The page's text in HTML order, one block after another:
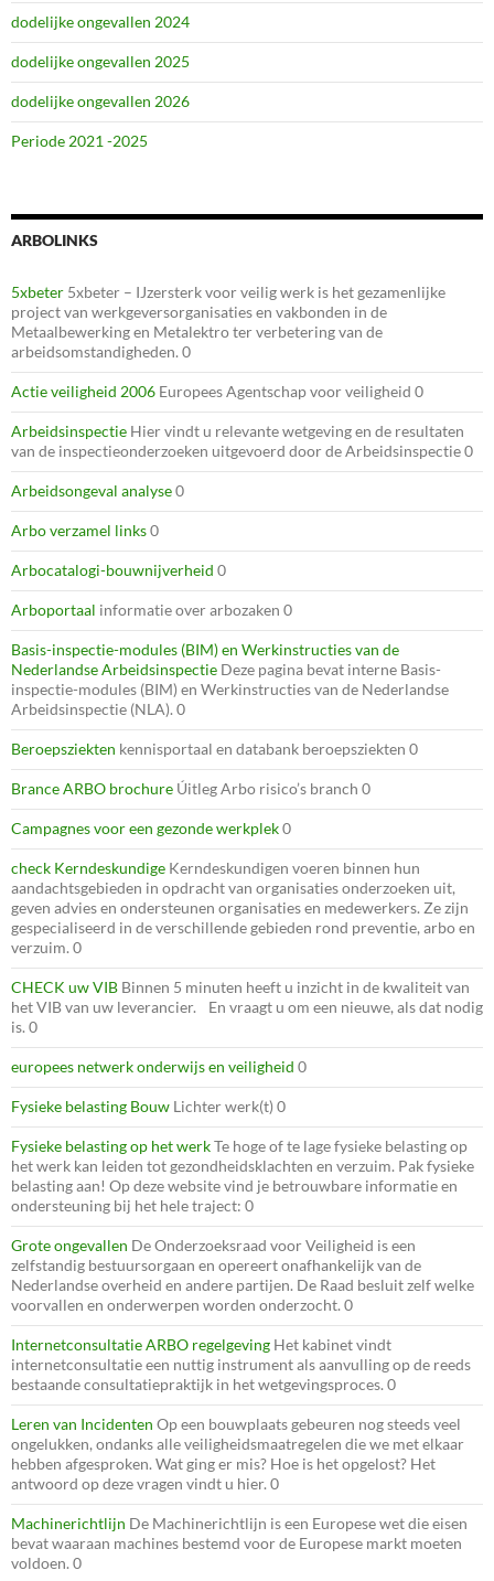
dodelijke ongevallen 2024
dodelijke ongevallen 2025
dodelijke ongevallen 2026
Periode 2021 -2025
ARBOLINKS
5xbeter 5xbeter – IJzersterk voor veilig werk is het gezamenlijke
project van werkgeversorganisaties en vakbonden in de
Metaalbewerking en Metalektro ter verbetering van de
arbeidsomstandigheden. 0
Actie veiligheid 2006 Europees Agentschap voor veiligheid 0
Arbeidsinspectie Hier vindt u relevante wetgeving en de resultaten
van de inspectieonderzoeken uitgevoerd door de Arbeidsinspectie 0
Arbeidsongeval analyse0
Arbo verzamel links0
Arbocatalogi-bouwnijverheid 0
Arboportaal informatie over arbozaken 0
Basis-inspectie-modules (BIM) en Werkinstructies van de
Nederlandse Arbeidsinspectie Deze pagina bevat interne Basis-
inspectie-modules (BIM) en Werkinstructies van de Nederlandse
Arbeidsinspectie (NLA). 0
Beroepsziekten kennisportaal en databank beroepsziekten 0
Brance ARBO brochure Úitleg Arbo risico’s branch 0
Campagnes voor een gezonde werkplek0
check Kerndeskundige Kerndeskundigen voeren binnen hun
aandachtsgebieden in opdracht van organisaties onderzoeken uit,
geven advies en ondersteunen organisaties en medewerkers. Ze zijn
gespecialiseerd in de verschillende gebieden rond preventie, arbo en
verzuim. 0
CHECK uw VIB Binnen 5 minuten heeft u inzicht in de kwaliteit van
het VIB van uw leverancier. En vraagt u om een nieuwe, als dat nodig
is. 0
europees netwerk onderwijs en veiligheid 0
Fysieke belasting Bouw Lichter werk(t) 0
Fysieke belasting op het werkTe hoge of te lage fysieke belasting op
het werk kan leiden tot gezondheidsklachten en verzuim. Pak fysieke
belasting aan! Op deze website vind je betrouwbare informatie en
ondersteuning bij het hele traject: 0
Grote ongevallen De Onderzoeksraad voor Veiligheid is een
zelfstandig bestuursorgaan en opereert onafhankelijk van de
Nederlandse overheid en andere partijen. De Raad besluit zelf welke
voorvallen en onderwerpen worden onderzocht. 0
Internetconsultatie ARBO regelgeving Het kabinet vindt
internetconsultatie een nuttig instrument als aanvulling op de reeds
bestaande consultatiepraktijk in het wetgevingsproces. 0
Leren van Incidenten Op een bouwplaats gebeuren nog steeds veel
ongelukken, ondanks alle veiligheidsmaatregelen die we met elkaar
hebben afgesproken. Wat ging er mis? Hoe is het opgelost? Het
antwoord op deze vragen vindt u hier. 0
Machinerichtlijn De Machinerichtlijn is een Europese wet die eisen
bevat waaraan machines bestemd voor de Europese markt moeten
voldoen. 0